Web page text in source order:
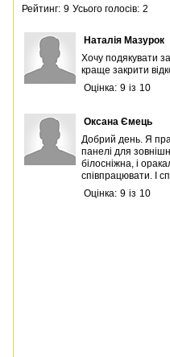
Рейтинг: 9 Усього голосів: 2
Наталія Мазурок
Хочу подякувати
краще закрити
Оцінка: 9 із 10
Оксана Ємець
Добрий день. Я
панелі для
білосніжна, і
співпрацювати. І
Оцінка: 9 із 10